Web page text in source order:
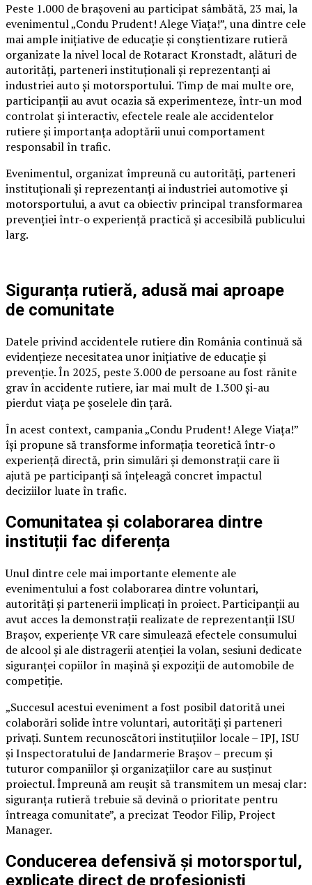
Peste 1.000 de brașoveni au participat sâmbătă, 23 mai, la
evenimentul „Condu Prudent! Alege Viața!”, una dintre cele
mai ample inițiative de educație și conștientizare rutieră
organizate la nivel local de Rotaract Kronstadt, alături de
autorități, parteneri instituționali și reprezentanți ai
industriei auto și motorsportului. Timp de mai multe ore,
participanții au avut ocazia să experimenteze, într-un mod
controlat și interactiv, efectele reale ale accidentelor
rutiere și importanța adoptării unui comportament
responsabil în trafic.
Evenimentul, organizat împreună cu autorități, parteneri
instituționali și reprezentanți ai industriei automotive și
motorsportului, a avut ca obiectiv principal transformarea
prevenției într-o experiență practică și accesibilă publicului
larg.
Siguranța rutieră, adusă mai aproape
de comunitate
Datele privind accidentele rutiere din România continuă să
evidențieze necesitatea unor inițiative de educație și
prevenție. În 2025, peste 3.000 de persoane au fost rănite
grav în accidente rutiere, iar mai mult de 1.300 și-au
pierdut viața pe șoselele din țară.
În acest context, campania „Condu Prudent! Alege Viața!”
își propune să transforme informația teoretică într-o
experiență directă, prin simulări și demonstrații care îi
ajută pe participanți să înțeleagă concret impactul
deciziilor luate în trafic.
Comunitatea și colaborarea dintre
instituții fac diferența
Unul dintre cele mai importante elemente ale
evenimentului a fost colaborarea dintre voluntari,
autorități și partenerii implicați în proiect. Participanții au
avut acces la demonstrații realizate de reprezentanții ISU
Brașov, experiențe VR care simulează efectele consumului
de alcool și ale distragerii atenției la volan, sesiuni dedicate
siguranței copiilor în mașină și expoziții de automobile de
competiție.
„Succesul acestui eveniment a fost posibil datorită unei
colaborări solide între voluntari, autorități și parteneri
privați. Suntem recunoscători instituțiilor locale – IPJ, ISU
și Inspectoratului de Jandarmerie Brașov – precum și
tuturor companiilor și organizațiilor care au susținut
proiectul. Împreună am reușit să transmitem un mesaj clar:
siguranța rutieră trebuie să devină o prioritate pentru
întreaga comunitate”, a precizat Teodor Filip, Project
Manager.
Conducerea defensivă și motorsportul,
explicate direct de profesioniști